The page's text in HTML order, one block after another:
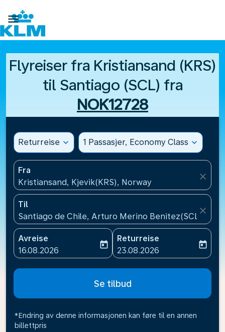

Flyreiser fra Kristiansand (KRS)
til Santiago (SCL) fra
NOK12728
Returreise expand_more 1 Passasjer, Economy Class expand_more
Fra
Kristiansand, Kjevik(KRS), Norway
close
Til
Santiago de Chile, Arturo Merino Benitez(SCL),
close
Avreise
fc-booking-departure-date-aria-label
16.08.2026
today
Returreise
fc-booking-return-date-
23.08.2026
today
Se tilbud
*Endring av denne informasjonen kan føre til en annen
billettpris